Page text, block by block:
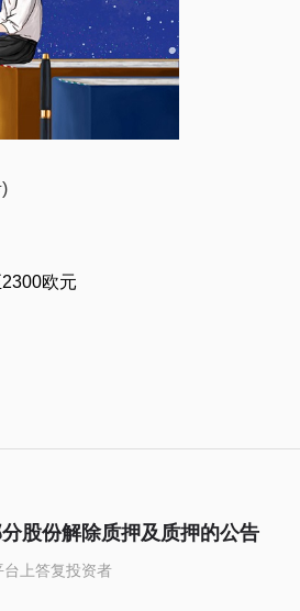
欧元
股份解除质押及质押的公告
上答复投资者